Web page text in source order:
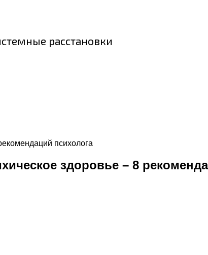
расстановки
психолога
здоровье – 8